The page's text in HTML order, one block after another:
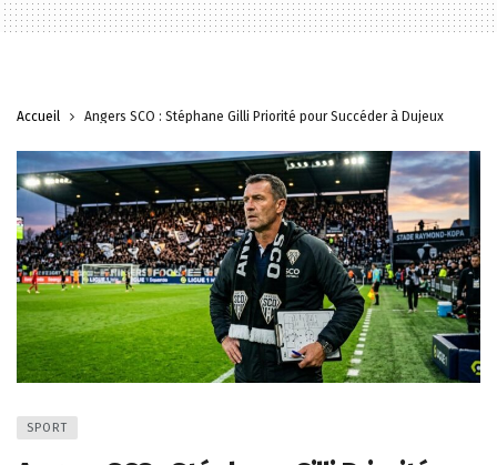
Accueil Angers SCO : Stéphane Gilli Priorité pour Succéder à Dujeux
SPORT